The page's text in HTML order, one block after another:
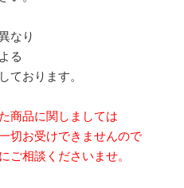
なり
る
ております。
商品に関しましては
切お受けできませんので
ご相談くださいませ。